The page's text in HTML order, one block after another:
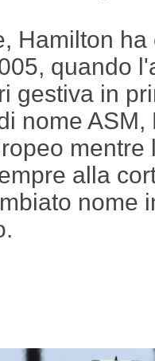
Hamilton
quando
gestiva in
nome ASM,
mentre
alla
nome